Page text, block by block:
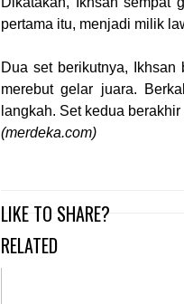
pertama itu, menjadi milik
Dua set berikutnya,
merebut gelar juara.
langkah. Set kedua
(merdeka.com)
LIKE TO SHARE?
RELATED